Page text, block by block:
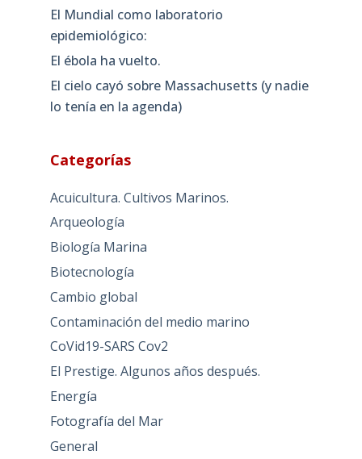
El Mundial como laboratorio
epidemiológico:
El ébola ha vuelto.
El cielo cayó sobre Massachusetts (y nadie
lo tenía en la agenda)
Categorías
Acuicultura. Cultivos Marinos.
Arqueología
Biología Marina
Biotecnología
Cambio global
Contaminación del medio marino
CoVid19-SARS Cov2
El Prestige. Algunos años después.
Energía
Fotografía del Mar
General